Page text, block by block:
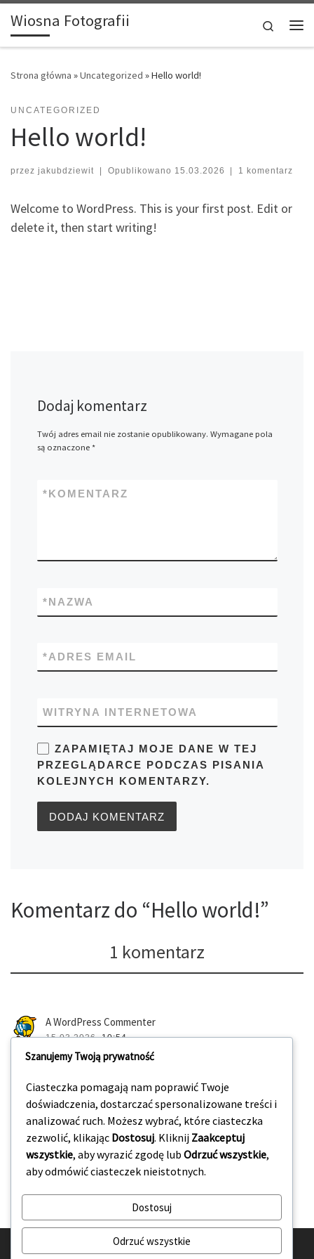
Przejdź do treści
Wiosna Fotografii
Search
Strona główna »Uncategorized »Hello world!
UNCATEGORIZED
Hello world!
przez jakubdziewit | Opublikowano 15.03.2026 | 1 komentarz
Welcome to WordPress. This is your first post. Edit or
delete it, then start writing!
Dodaj komentarz
Twój adres email nie zostanie opublikowany. Wymagane pola
są oznaczone *
KOMENTARZ
*
NAZWA
*
ADRES EMAIL
*
WITRYNA INTERNETOWA
ZAPAMIĘTAJ MOJE DANE W TEJ
PRZEGLĄDARCE PODCZAS PISANIA
KOLEJNYCH KOMENTARZY.
Komentarz do “Hello world!”
1 komentarz
A WordPress Commenter
15.03.2026, 10:54
Hi, this is a comment.
deleting comments, please visit the Comments
screen in the dashboard.
Commenter avatars come fromGravatar.
ODPOWIEDZ
© 2026Wiosna Fotografii– Wszelkie prawa zastrzeżone
Szanujemy Twoją prywatność
Ciasteczka pomagają nam poprawić Twoje
doświadczenia, dostarczać spersonalizowane treści i
analizować ruch. Możesz wybrać, które ciasteczka
zezwolić, klikając Dostosuj. Kliknij Zaakceptuj
wszystkie, aby wyrazić zgodę lub Odrzuć wszystkie,
aby odmówić ciasteczek nieistotnych.
Dostosuj
Odrzuć wszystkie